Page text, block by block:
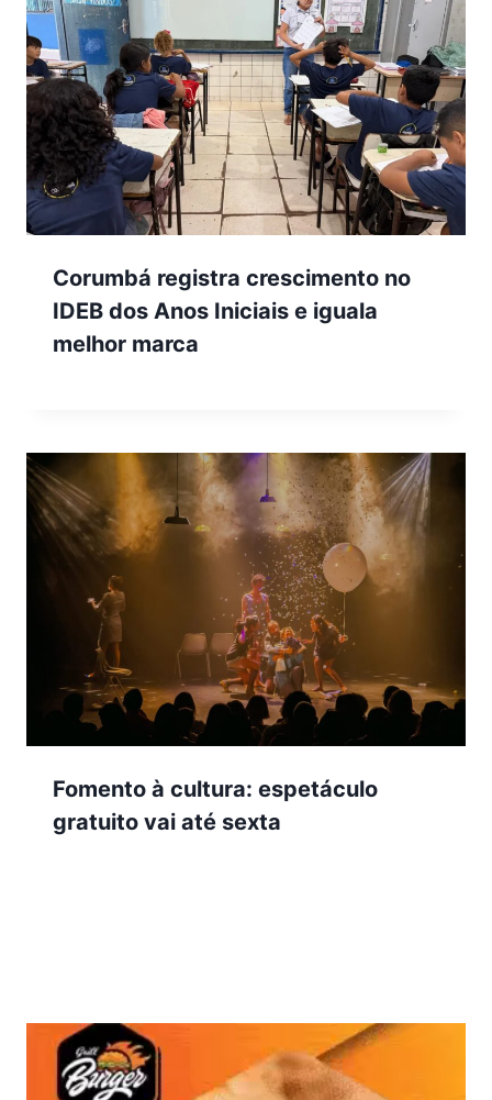
Corumbá registra crescimento no
IDEB dos Anos Iniciais e iguala
melhor marca
Fomento à cultura: espetáculo
gratuito vai até sexta